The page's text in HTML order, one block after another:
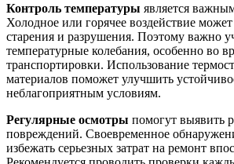
Контроль температуры является
Холодное или горячее воздействие
старения и разрушения. Поэтому важно
температурные колебания, особенно во
транспортировки. Использование
материалов поможет улучшить
неблагоприятным условиям.
Регулярные осмотры помогут выявить
повреждений. Своевременное
избежать серьезных затрат на ремонт